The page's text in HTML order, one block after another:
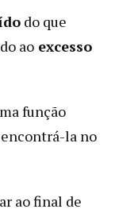
do que
ao excesso
função
la no
ao final de